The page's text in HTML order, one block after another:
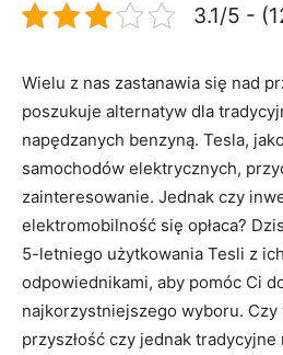
3.1/5 -
Wielu⁣ z ‍nas zastanawia się ⁣nad
poszukuje alternatyw⁢ dla
napędzanych benzyną. Tesla,
samochodów ‌elektrycznych,
zainteresowanie.⁤ Jednak czy
elektromobilność się opłaca?
5-letniego użytkowania Tesli z
odpowiednikami, aby pomóc Ci‍
najkorzystniejszego wyboru.
przyszłość czy jednak ‌tradycyjne